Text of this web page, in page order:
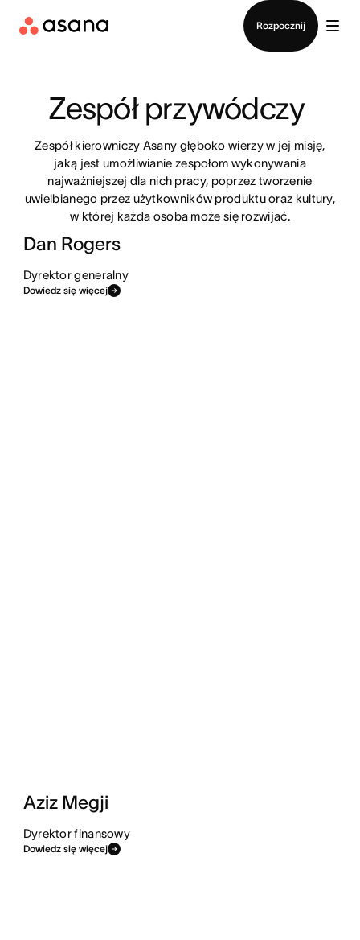
Rozpocznij
Zespół przywódczy
Zespół kierowniczy Asany głęboko wierzy w jej misję,
jaką jest umożliwianie zespołom wykonywania
najważniejszej dla nich pracy, poprzez tworzenie
uwielbianego przez użytkowników produktu oraz kultury,
w której każda osoba może się rozwijać.
Dan Rogers
Dyrektor generalny
Dowiedz się więcej
Aziz Megji
Dyrektor finansowy
Dowiedz się więcej